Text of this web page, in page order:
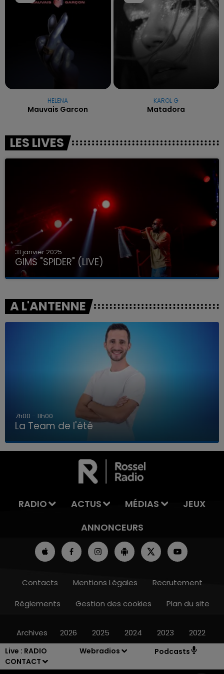
Live : RADIO
CONTACT
Webradios Podcasts
LA TEAM DE L'ÉTÉ
HELENA
Mauvais Garcon
KAROL G
Matadora
LES LIVES
31 janvier 2025
GIMS "SPIDER" (LIVE)
A L'ANTENNE
7h00 - 11h00
La Team de l'été
RADIO ACTUS MÉDIAS
JEUX
ANNONCEURS
Contacts Mentions Légales
Recrutement
Règlements
Gestion des cookies Plan du site
Archives 2026 2025 2024 2023 2022